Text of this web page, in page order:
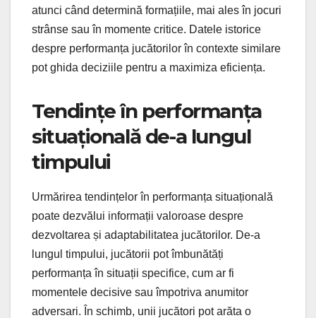
atunci când determină formațiile, mai ales în jocuri
strânse sau în momente critice. Datele istorice
despre performanța jucătorilor în contexte similare
pot ghida deciziile pentru a maximiza eficiența.
Tendințe în performanța
situațională de-a lungul
timpului
Urmărirea tendințelor în performanța situațională
poate dezvălui informații valoroase despre
dezvoltarea și adaptabilitatea jucătorilor. De-a
lungul timpului, jucătorii pot îmbunătăți
performanța în situații specifice, cum ar fi
momentele decisive sau împotriva anumitor
adversari. În schimb, unii jucători pot arăta o